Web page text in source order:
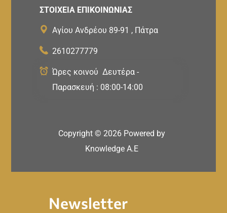
ΣΤΟΙΧΕΙΑ ΕΠΙΚΟΙΝΩΝΙΑΣ
Αγίου Ανδρέου 89-91 , Πάτρα
2610277779
Ώρες κοινού Δευτέρα -
Παρασκευή : 08:00-14:00
Copyright © 2026 Powered by
Knowledge A.E
Newsletter